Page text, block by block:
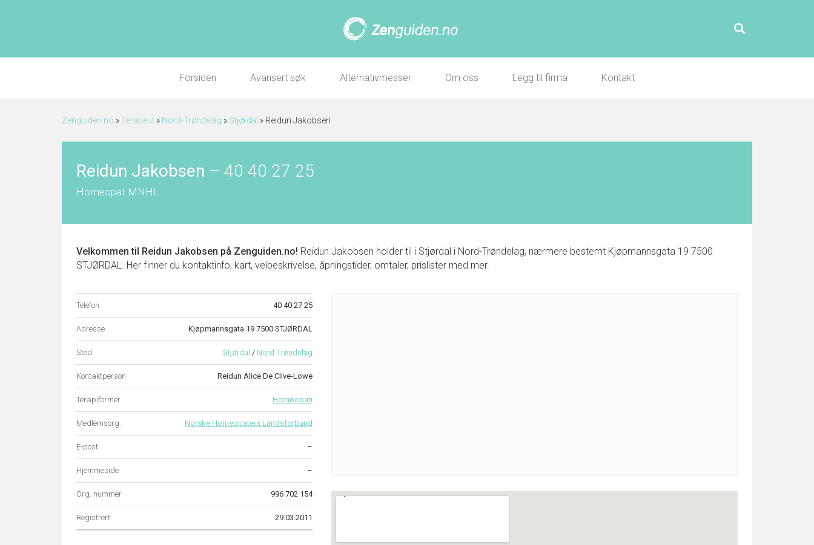
Forsiden Avansert søk Alternativmesser Om oss Legg til firma Kontakt
Zenguiden.no »Terapeut » Nord-Trøndelag » Stjørdal » Reidun Jakobsen
Reidun Jakobsen – 40 40 27 25
Homeopat MNHL
Velkommen til Reidun Jakobsen på Zenguiden.no! Reidun Jakobsen holder til i Stjørdal i Nord-Trøndelag, nærmere bestemt Kjøpmannsgata 19 7500
STJØRDAL. Her finner du kontaktinfo, kart, veibeskrivelse, åpningstider, omtaler, prislister med mer.
Telefon 40 40 27 25
Adresse Kjøpmannsgata 19 7500 STJØRDAL
Sted Stjørdal / Nord-Trøndelag
Kontaktperson Reidun Alice De Clive-Lowe
Terapiformer Homøopati
Medlemsorg. Norske Homeopaters Landsforbund
E-post –
Hjemmeside –
Org. nummer 996 702 154
Registrert 29.03.2011